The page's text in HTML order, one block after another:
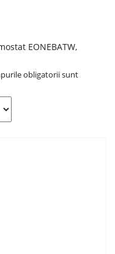
EONEBATW,
obligatorii sunt